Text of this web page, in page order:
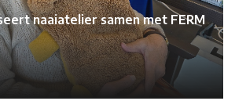
naaiatelier samen met FERM